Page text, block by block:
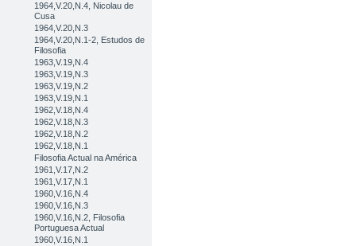
1964,V.20,N.4, Nicolau de
Cusa
1964,V.20,N.3
1964,V.20,N.1-2, Estudos de
Filosofia
1963,V.19,N.4
1963,V.19,N.3
1963,V.19,N.2
1963,V.19,N.1
1962,V.18,N.4
1962,V.18,N.3
1962,V.18,N.2
1962,V.18,N.1
Filosofia Actual na América
1961,V.17,N.2
1961,V.17,N.1
1960,V.16,N.4
1960,V.16,N.3
1960,V.16,N.2, Filosofia
Portuguesa Actual
1960,V.16,N.1